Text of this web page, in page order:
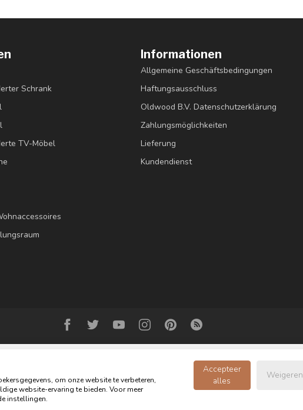
Schrank
TV-Möbel
Informationen
Allgemeine Geschäftsbedingungen
Haftungsausschluss
Oldwood B.V. Datenschutzerklärung
Zahlungsmöglichkeiten
Lieferung
Kundendienst
2026 Oldwood - das Möbelgeschäft - Powered by
om onze website te verbeteren,
website-ervaring te bieden. Voor meer
instellingen.
Accepteer
alles
Weigeren